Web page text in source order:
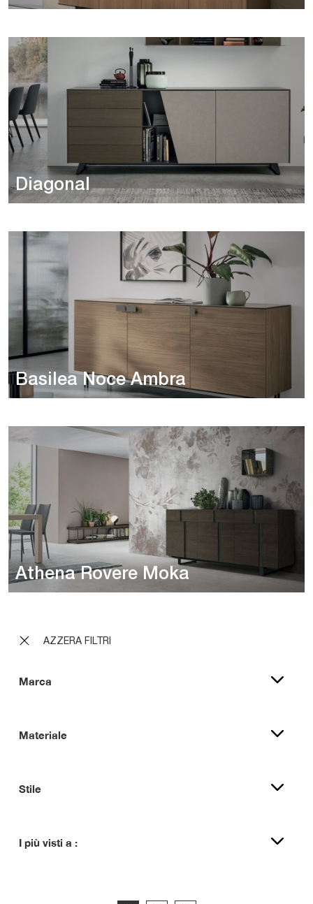
AZZERA FILTRI
Marca
Materiale
Stile
I più visti a :
Diagonal
Basilea Noce Ambra
Athena Rovere Moka